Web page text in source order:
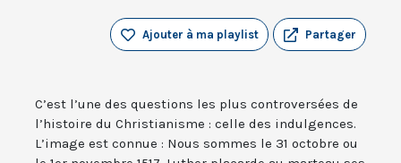
Partager
Ajouter à ma playlist
C’est l’une des questions les plus controversées de
l’histoire du Christianisme : celle des indulgences.
L’image est connue : Nous sommes le 31 octobre ou